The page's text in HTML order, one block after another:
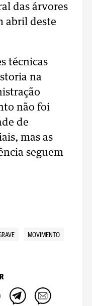
das árvores
abril deste
técnicas
na
não foi
de
mas as
seguem
MOVIMENTO